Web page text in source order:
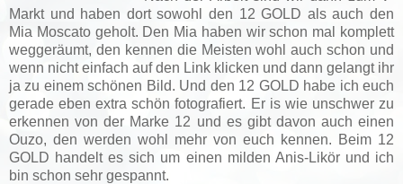
Markt und haben dort sowohl den 12 GOLD als auch den
Mia Moscato geholt. Den Mia haben wir schon mal komplett
weggeräumt, den kennen die Meisten wohl auch schon und
wenn nicht einfach auf den Link klicken und dann gelangt ihr
ja zu einem schönen Bild. Und den 12 GOLD habe ich euch
gerade eben extra schön fotografiert. Er is wie unschwer zu
erkennen von der Marke 12 und es gibt davon auch einen
Ouzo, den werden wohl mehr von euch kennen. Beim 12
GOLD handelt es sich um einen milden Anis-Likör und ich
bin schon sehr gespannt.